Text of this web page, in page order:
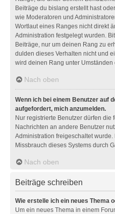
Beiträge du bislang erstellt hast
wie Moderatoren und
Wortlaut eines Ranges nicht direkt
Administration festgelegt wurden.
Beiträge, nur um deinen Rang zu
dulden dieses Verhalten nicht und
wird deinen Rang unter Umständen
Nach oben
Wenn ich bei einem Benutzer auf
aufgefordert, mich anzumelden.
Nur registrierte Benutzer dürfen die
Nachrichten an andere Benutzer
Administration freigeschaltet
Missbrauch dieses Systems durch
Nach oben
Beiträge schreiben
Wie erstelle ich ein neues Thema
Um ein neues Thema in einem